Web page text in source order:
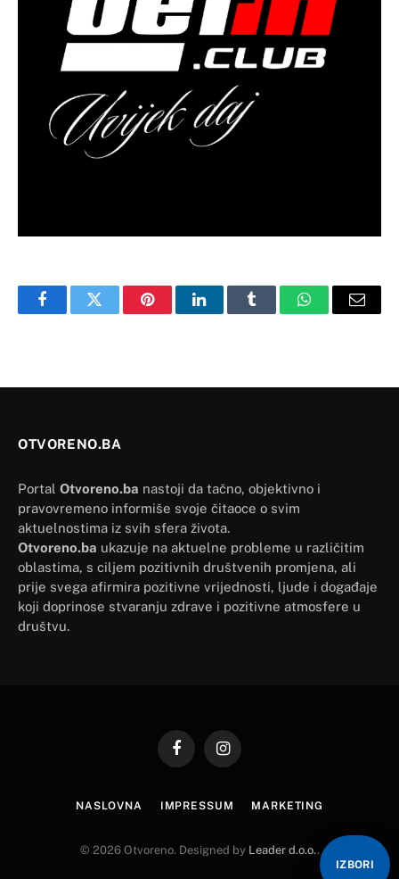
FacebookTwitter PinterestLinkedInTumblr WhatsAppEmail
OTVORENO.BA
Portal Otvoreno.ba nastoji da tačno, objektivno i
pravovremeno informiše svoje čitaoce o svim
aktuelnostima iz svih sfera života.
Otvoreno.ba ukazuje na aktuelne probleme u različitim
oblastima, s ciljem pozitivnih društvenih promjena, ali
prije svega afirmira pozitivne vrijednosti, ljude i događaje
koji doprinose stvaranju zdrave i pozitivne atmosfere u
društvu.
FacebookInstagram
NASLOVNA IMPRESSUM MARKETING
© 2026 Otvoreno. Designed by Leader d.o.o. .
IZBORI